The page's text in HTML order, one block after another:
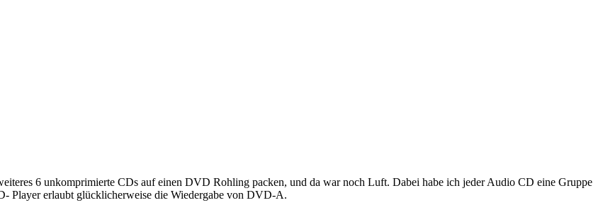
6 unkomprimierte CDs auf einen DVD Rohling packen, und da war noch Luft. Dabei habe ich jeder Audio CD eine Gruppe
Player erlaubt glücklicherweise die Wiedergabe von DVD-A.